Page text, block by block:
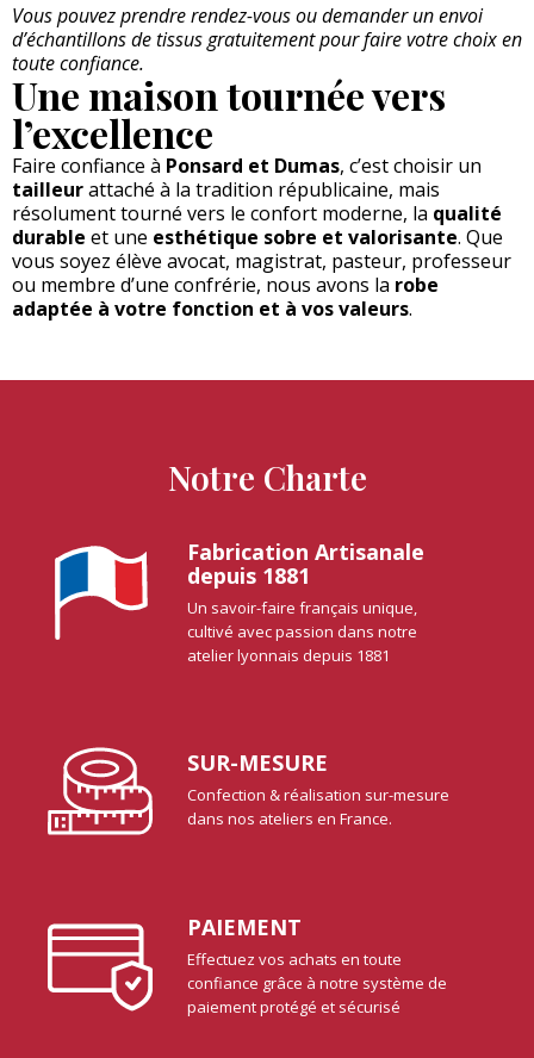
Vous pouvez prendre rendez-vous ou demander un envoi
d’échantillons de tissus gratuitement pour faire votre choix en
toute confiance.
Une maison tournée vers
l’excellence
Faire confiance à Ponsard et Dumas, c’est choisir un
tailleurattaché à la tradition républicaine, mais
résolument tourné vers le confort moderne, la qualité
durable et une esthétique sobre et valorisante. Que
vous soyez élève avocat, magistrat, pasteur, professeur
ou membre d’une confrérie, nous avons la robe
adaptée à votre fonction et à vos valeurs.
Notre Charte
Fabrication Artisanale
depuis 1881
Un savoir-faire français unique,
cultivé avec passion dans notre
atelier lyonnais depuis 1881
SUR-MESURE
Confection & réalisation sur-mesure
dans nos ateliers en France.
PAIEMENT
Effectuez vos achats en toute
confiance grâce à notre système de
paiement protégé et sécurisé